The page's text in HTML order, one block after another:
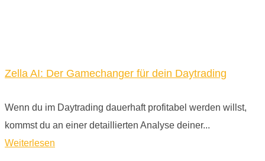
Zella AI: Der Gamechanger für dein Daytrading
Wenn du im Daytrading dauerhaft profitabel werden willst,
kommst du an einer detaillierten Analyse deiner...
Weiterlesen